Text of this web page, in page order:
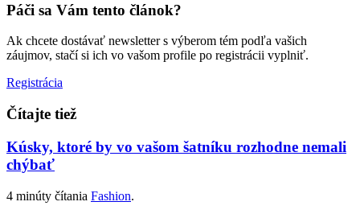
Páči sa Vám tento článok?
Ak chcete dostávať newsletter s výberom tém podľa vašich
záujmov, stačí si ich vo vašom profile po registrácii vyplniť.
Registrácia
Čítajte tiež
Kúsky, ktoré by vo vašom šatníku rozhodne nemali
chýbať
4 minúty čítania Fashion.